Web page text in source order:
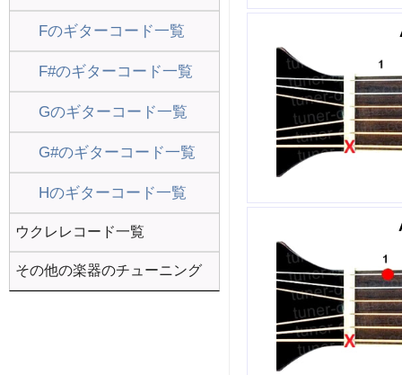
Fのギターコード一覧
F#のギターコード一覧
Gのギターコード一覧
G#のギターコード一覧
Hのギターコード一覧
ウクレレコード一覧
その他の楽器のチューニング